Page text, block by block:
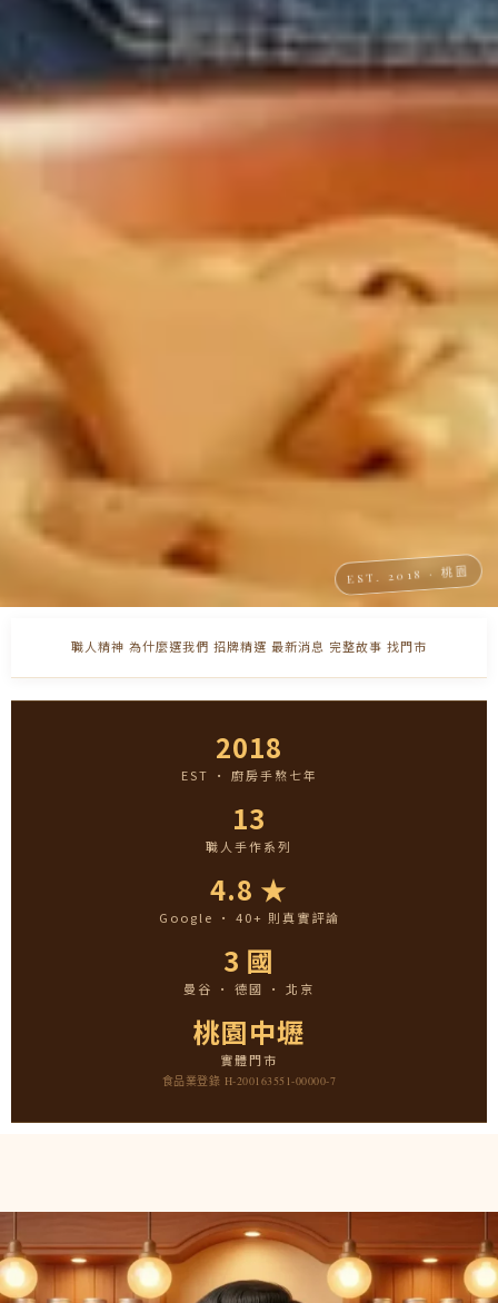
職人精神 為什麼選我們 招牌精選 最新消息 完整故事 找門市
2018
EST · 廚房手熬七年
13
職人手作系列
4.8 ★
Google · 40+ 則真實評論
3 國
曼谷 · 德國 · 北京
桃園中壢
實體門市
食品業登錄 H-200163551-00000-7